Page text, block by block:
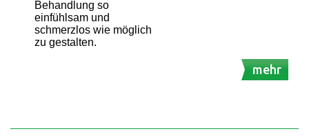
Behandlung so
einfühlsam und
schmerzlos wie möglich
zu gestalten.
mehr